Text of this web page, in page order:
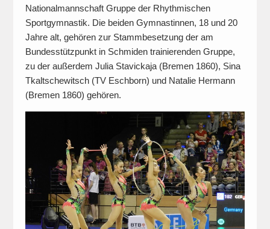
Nationalmannschaft Gruppe der Rhythmischen
Sportgymnastik. Die beiden Gymnastinnen, 18 und 20
Jahre alt, gehören zur Stammbesetzung der am
Bundesstützpunkt in Schmiden trainierenden Gruppe,
zu der außerdem Julia Stavickaja (Bremen 1860), Sina
Tkaltschewitsch (TV Eschborn) und Natalie Hermann
(Bremen 1860) gehören.